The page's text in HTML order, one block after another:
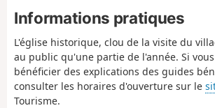
Informations pratiques
L'église historique, clou de la visite du
au public qu'une partie de l'année. Si
bénéficier des explications des guides
consulter les horaires d'ouverture sur le
Tourisme.